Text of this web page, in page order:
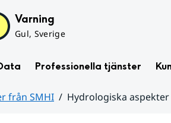
Varning
Gul, Sverige
Professionella tjänster
från SMHI
Hydrologiska